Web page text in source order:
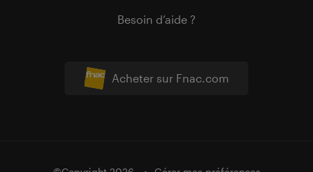
Acheter sur Fnac.com
Besoin d’aide ?